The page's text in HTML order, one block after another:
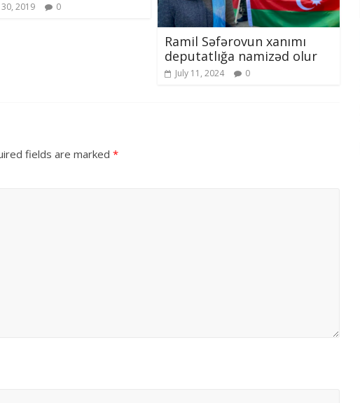
30, 2019 0
Ramil Səfərovun xanımı
deputatlığa namizəd olur
July 11, 2024 0
fields are marked *